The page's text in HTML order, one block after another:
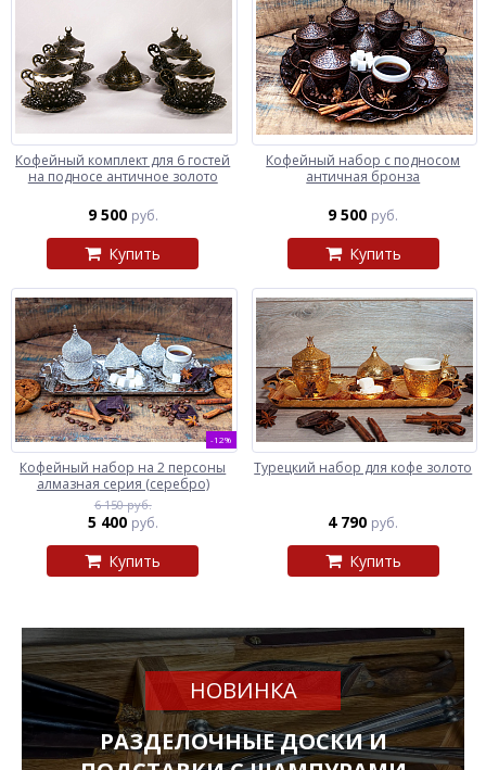
Кофейный комплект для 6 гостей
на подносе античное золото
9 500 руб.
Купить
Кофейный набор с подносом
античная бронза
9 500 руб.
Купить
-12%
Кофейный набор на 2 персоны
алмазная серия (серебро)
6 150 руб.
5 400 руб.
Купить
Турецкий набор для кофе золото
4 790 руб.
Купить
НОВИНКА
РАЗДЕЛОЧНЫЕ ДОСКИ И